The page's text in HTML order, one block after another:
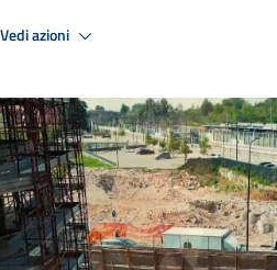
Vedi azioni